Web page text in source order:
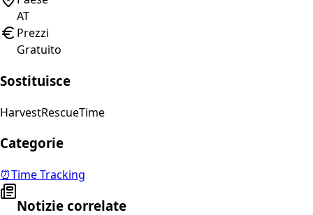
AT
Prezzi
Gratuito
Sostituisce
HarvestRescueTime
Categorie
⏰Time Tracking
Notizie correlate